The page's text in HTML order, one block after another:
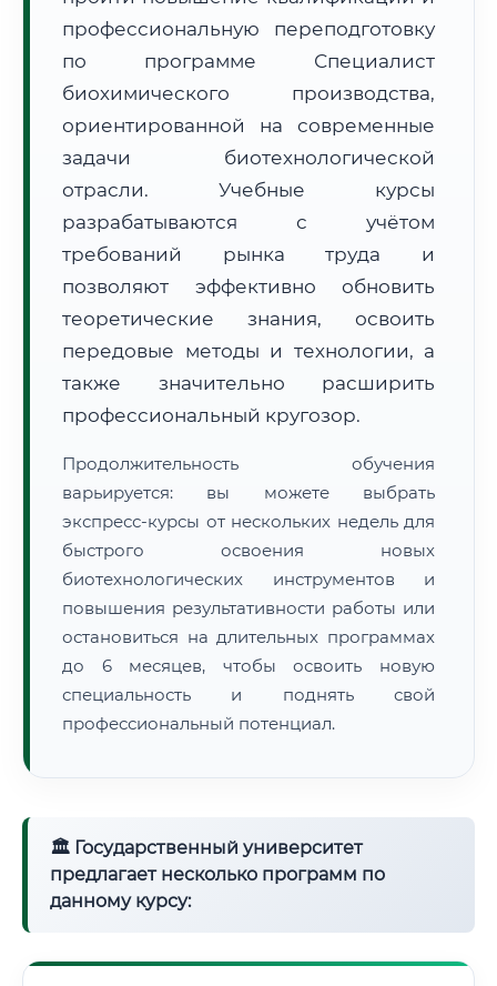
Расчет логистики оригиналов:
• Экспресс-доставка СДЭК / Почтой:2–3 рабочих дня
📜 Документы и аккредитация
🔍Нажмите на документ для увеличения и просмотра
профессиональную переподготовку
по программе Специалист
биохимического производства,
ориентированной на современные
задачи биотехнологической
отрасли. Учебные курсы
разрабатываются с учётом
требований рынка труда и
позволяют эффективно обновить
теоретические знания, освоить
передовые методы и технологии, а
также значительно расширить
профессиональный кругозор.
Продолжительность обучения
варьируется: вы можете выбрать
экспресс-курсы от нескольких недель для
быстрого освоения новых
биотехнологических инструментов и
повышения результативности работы или
остановиться на длительных программах
до 6 месяцев, чтобы освоить новую
специальность и поднять свой
профессиональный потенциал.
🏛 Государственный университет
предлагает несколько программ по
данному курсу: